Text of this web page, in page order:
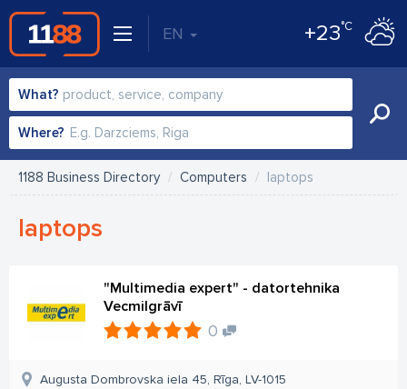
EN +23°C
What?
Where?
1188 Business Directory Computers laptops
laptops
"Multimedia expert" - datortehnika
Vecmilgrāvī
0
Augusta Dombrovska iela 45, Rīga, LV-1015